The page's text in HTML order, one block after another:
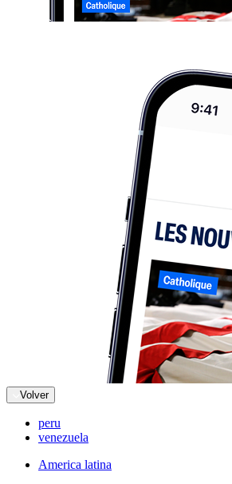
Volver
peru
venezuela
America latina